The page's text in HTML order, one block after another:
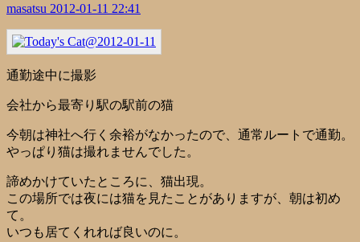
masatsu 2012-01-11 22:41
通勤途中に撮影
会社から最寄り駅の駅前の猫
今朝は神社へ行く余裕がなかったので、通常ルートで通勤。
やっぱり猫は撮れませんでした。
諦めかけていたところに、猫出現。
この場所では夜には猫を見たことがありますが、朝は初め
て。
いつも居てくれれば良いのに。